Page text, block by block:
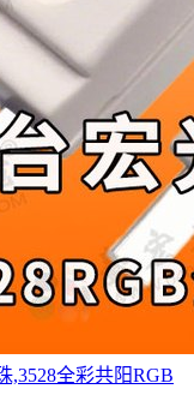
,3528全彩共阳RGB